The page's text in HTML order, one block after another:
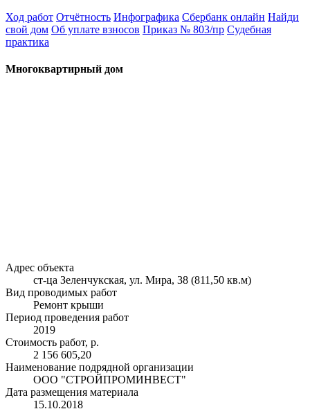
Ход работ Отчётность Инфографика Сбербанк онлайн Найди
свой дом Об уплате взносов Приказ № 803/пр Судебная
практика
Многоквартирный дом
Адрес объекта
ст-ца Зеленчукская, ул. Мира, 38 (811,50 кв.м)
Вид проводимых работ
Ремонт крыши
Период проведения работ
2019
Стоимость работ, р.
2 156 605,20
Наименование подрядной организации
ООО "СТРОЙПРОМИНВЕСТ"
Дата размещения материала
15.10.2018